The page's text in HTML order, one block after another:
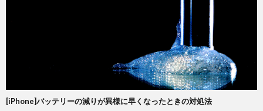
[iPhone]バッテリーの減りが異様に早くなったときの対処法